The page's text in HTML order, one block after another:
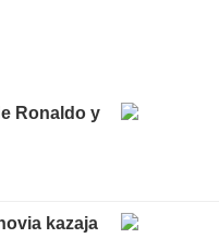
Ronaldo y
kazaja